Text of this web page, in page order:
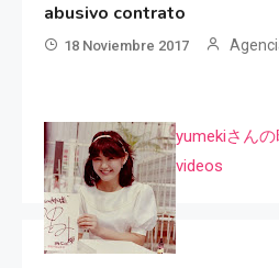
abusivo contrato
18 Noviembre 2017
yumekiさん
videos